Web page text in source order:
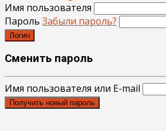
Имя пользователя
Пароль Забыли пароль?
Логин
Сменить пароль
Имя пользователя или E-mail
Получить новый пароль